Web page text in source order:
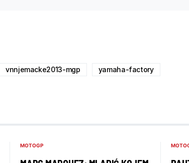
vnnjemacke2013-mgp yamaha-factory
MOTOGP